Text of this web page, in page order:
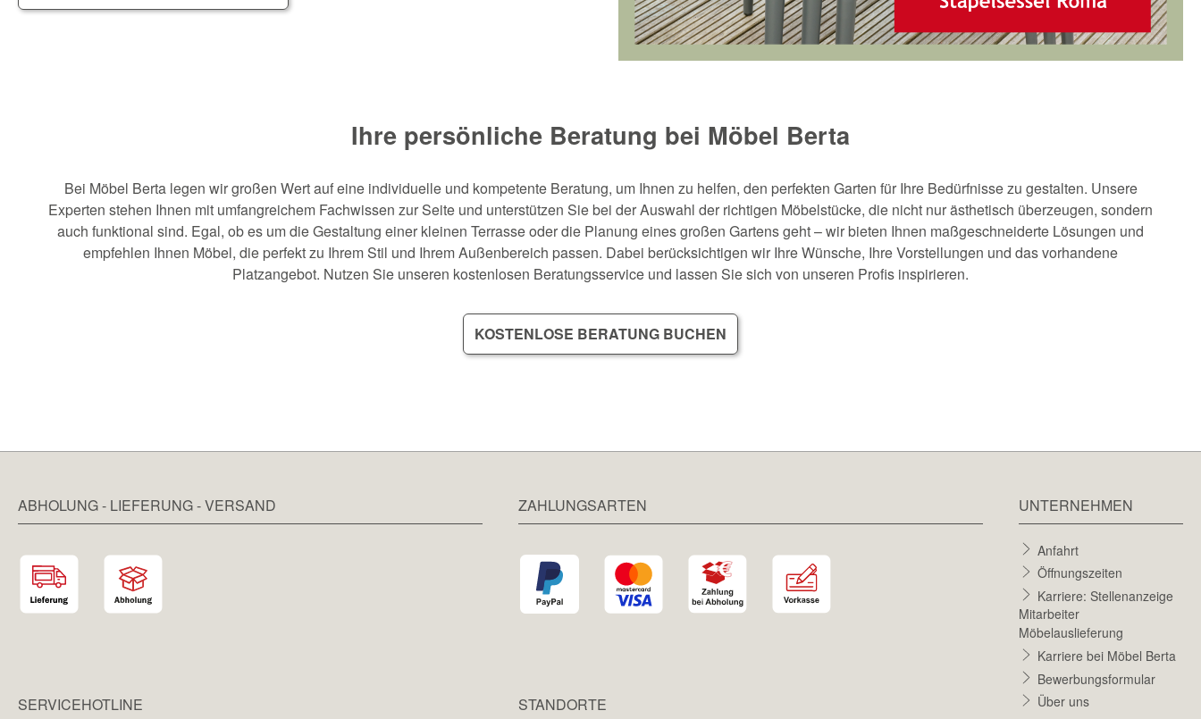
Ihre persönliche Beratung bei Möbel Berta
Bei Möbel Berta legen wir großen Wert auf eine individuelle und kompetente Beratung, um Ihnen zu helfen, den perfekten Garten für Ihre Bedürfnisse zu gestalten. Unsere
Experten stehen Ihnen mit umfangreichem Fachwissen zur Seite und unterstützen Sie bei der Auswahl der richtigen Möbelstücke, die nicht nur ästhetisch überzeugen, sondern
auch funktional sind. Egal, ob es um die Gestaltung einer kleinen Terrasse oder die Planung eines großen Gartens geht – wir bieten Ihnen maßgeschneiderte Lösungen und
empfehlen Ihnen Möbel, die perfekt zu Ihrem Stil und Ihrem Außenbereich passen. Dabei berücksichtigen wir Ihre Wünsche, Ihre Vorstellungen und das vorhandene
Platzangebot. Nutzen Sie unseren kostenlosen Beratungsservice und lassen Sie sich von unseren Profis inspirieren.
KOSTENLOSE BERATUNG BUCHEN
ABHOLUNG - LIEFERUNG - VERSAND ZAHLUNGSARTEN
SERVICEHOTLINE STANDORTE
UNTERNEHMEN
Anfahrt
Öffnungszeiten
Karriere: Stellenanzeige
Mitarbeiter
Möbelauslieferung
Karriere bei Möbel Berta
Bewerbungsformular
Über uns